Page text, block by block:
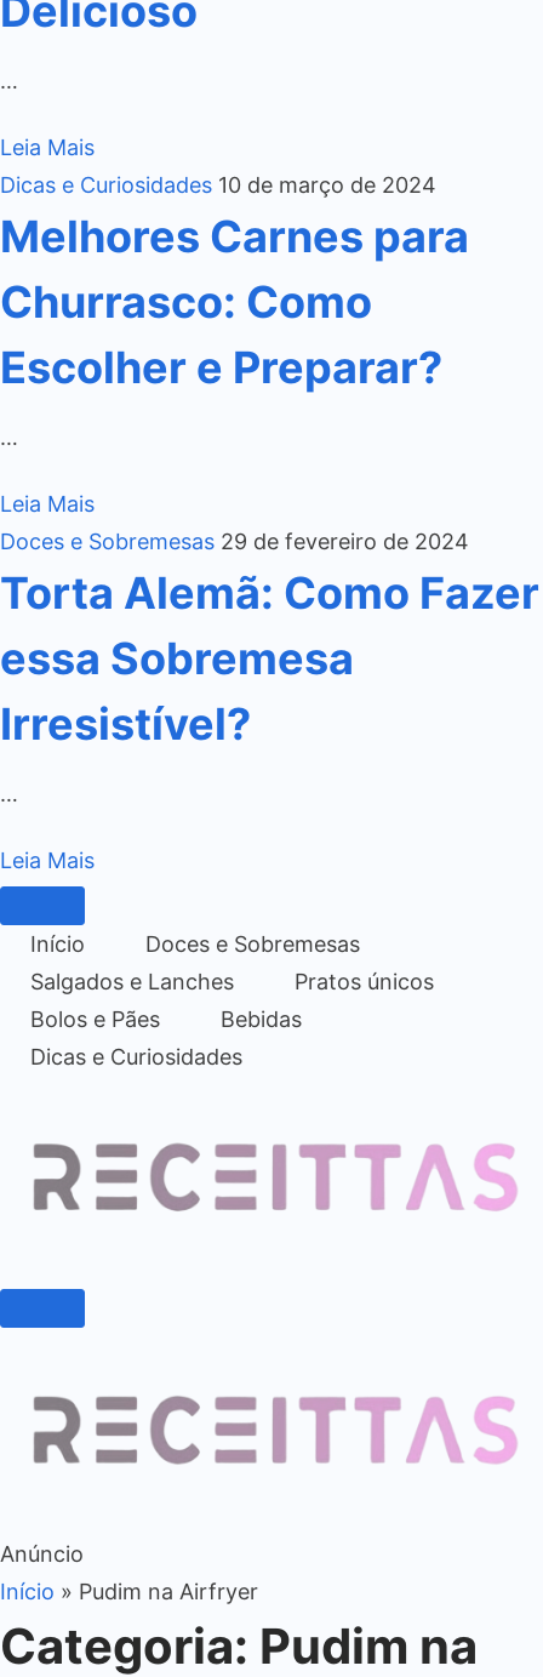
Delicioso
…
Leia Mais
Dicas e Curiosidades 10 de março de 2024
Melhores Carnes para
Churrasco: Como
Escolher e Preparar?
…
Leia Mais
Doces e Sobremesas 29 de fevereiro de 2024
Torta Alemã: Como Fazer
essa Sobremesa
Irresistível?
…
Leia Mais
Início
Doces e Sobremesas
Salgados e Lanches
Pratos únicos
Bolos e Pães
Bebidas
Dicas e Curiosidades
Anúncio
Início » Pudim na Airfryer
Categoria: Pudim na